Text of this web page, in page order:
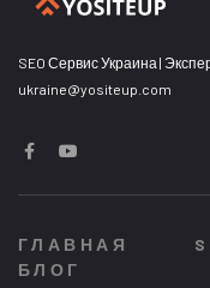
SEO Сервис Украина |
ukraine@yositeup.com
ГЛАВНАЯ
БЛОГ